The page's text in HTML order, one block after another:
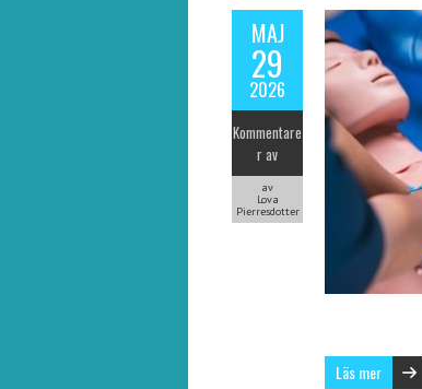
MAJ
29
2026
Kommentare
r av
av
Lova
Pierresdotter
Läs mer